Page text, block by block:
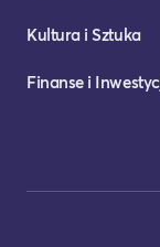
Kultura i Sztuka
Finanse i